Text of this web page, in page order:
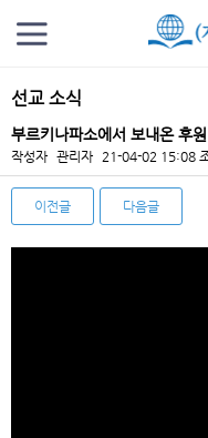
선교 소식
부르키나파소에서 보내온 후
작성자 관리자 21-04-02 15:08
이전글 다음글